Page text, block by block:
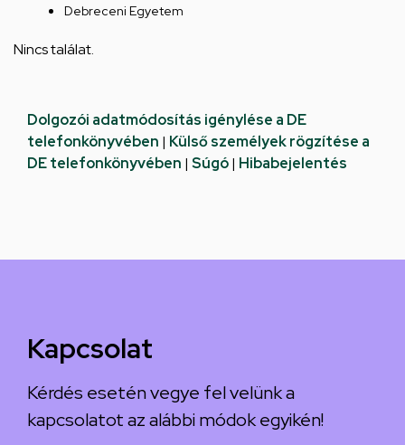
Debreceni Egyetem
Nincs találat.
Dolgozói adatmódosítás igénylése a DE
telefonkönyvében | Külső személyek rögzítése a
DE telefonkönyvében | Súgó| Hibabejelentés
Kapcsolat
Kérdés esetén vegye fel velünk a
kapcsolatot az alábbi módok egyikén!